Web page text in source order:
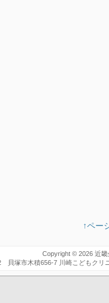
↑ペー
Copyright © 2026 近畿
貝塚市木積656-7 川崎こどもクリ